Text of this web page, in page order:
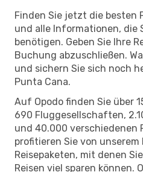
Finden Sie jetzt die besten
und alle Informationen, die
benötigen. Geben Sie Ihre
Buchung abzuschließen.
und sichern Sie sich noch
Punta Cana.
Auf Opodo finden Sie über
690 Fluggesellschaften,
und 40.000 verschiedenen
profitieren Sie von
Reisepaketen, mit denen
Reisen viel sparen können.